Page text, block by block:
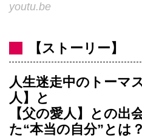
youtu.be
【ストーリー】
人生迷走中のトーマ
人】と
【父の愛人】との出
た“本当の自分”とは？